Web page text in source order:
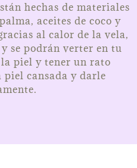
hechas de materiales
aceites de coco y
al calor de la vela,
se podrán verter en tu
piel y tener un rato
cansada y darle